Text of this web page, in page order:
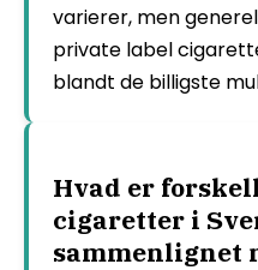
varierer, men
private label
blandt de billigste
Hvad er
cigaretter i
sammenlignet